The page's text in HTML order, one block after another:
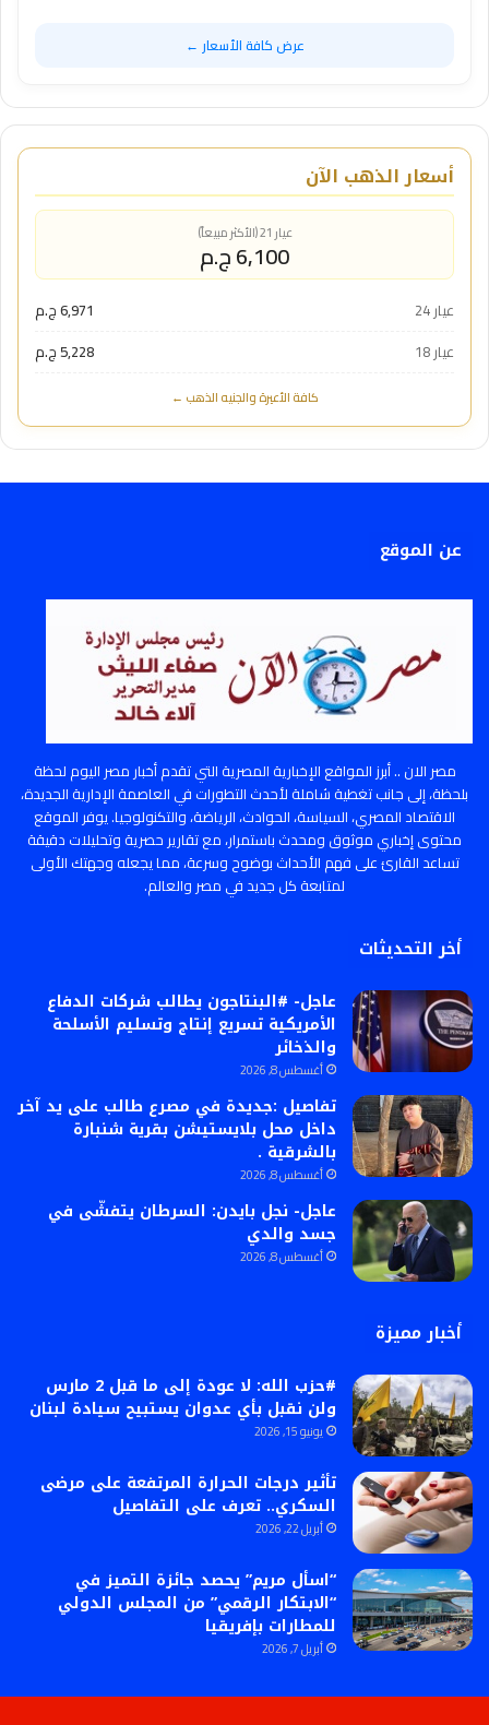
عرض كافة الأسعار ←
أسعار الذهب الآن
عيار 21 (الأكثر مبيعاً)
6,100 ج.م
عيار 24
6,971 ج.م
عيار 18
5,228 ج.م
كافة الأعيرة والجنيه الذهب ←
عن الموقع
مصر الان .. أبرز المواقع الإخبارية المصرية التي تقدم أخبار مصر اليوم لحظة
بلحظة، إلى جانب تغطية شاملة لأحدث التطورات في العاصمة الإدارية الجديدة،
الاقتصاد المصري، السياسة، الحوادث، الرياضة، والتكنولوجيا. يوفر الموقع
محتوى إخباري موثوق ومحدث باستمرار، مع تقارير حصرية وتحليلات دقيقة
تساعد القارئ على فهم الأحداث بوضوح وسرعة، مما يجعله وجهتك الأولى
لمتابعة كل جديد في مصر والعالم.
أخر التحديثات
عاجل- #البنتاجون يطالب شركات الدفاع
الأمريكية تسريع إنتاج وتسليم الأسلحة
والذخائر
أغسطس 8, 2026
تفاصيل :جديدة في مصرع طالب على يد آخر
داخل محل بلايستيشن بقرية شنبارة
بالشرقية .
أغسطس 8, 2026
عاجل- نجل بايدن: السرطان يتفشّى في
جسد والدي
أغسطس 8, 2026
أخبار مميزة
#حزب الله: لا عودة إلى ما قبل 2 مارس
ولن نقبل بأي عدوان يستبيح سيادة لبنان
يونيو 15, 2026
تأثير درجات الحرارة المرتفعة على مرضى
السكري.. تعرف على التفاصيل
أبريل 22, 2026
“اسأل مريم” يحصد جائزة التميز في
“الابتكار الرقمي” من المجلس الدولي
للمطارات بإفريقيا
أبريل 7, 2026